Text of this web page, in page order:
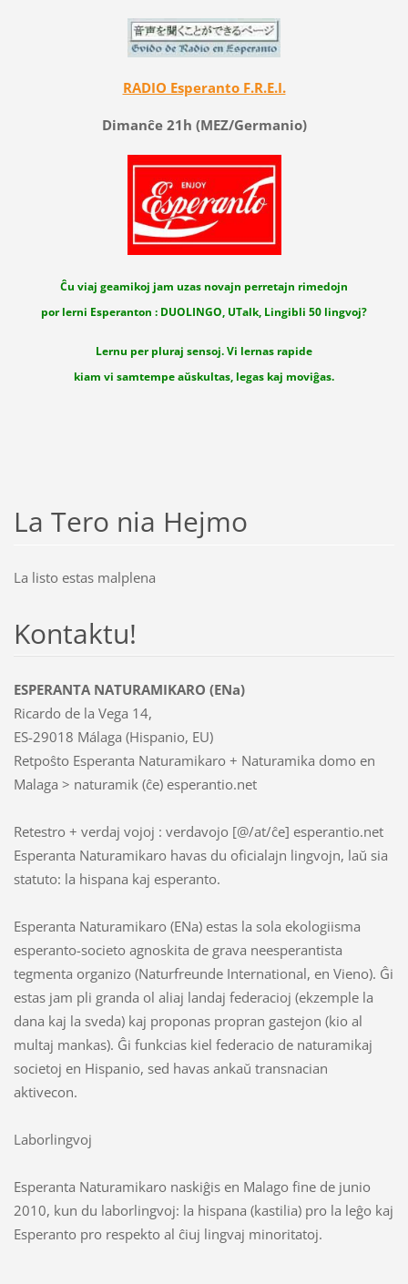
RADIO Esperanto F.R.E.I.
Dimanĉe 21h (MEZ/Germanio)
Ĉu viaj geamikoj jam uzas novajn perretajn rimedojn
por lerni Esperanton : DUOLINGO, UTalk, Lingibli 50 lingvoj?
Lernu per pluraj sensoj. Vi lernas rapide
kiam vi samtempe aŭskultas, legas kaj moviĝas.
La Tero nia Hejmo
La listo estas malplena
Kontaktu!
ESPERANTA NATURAMIKARO (ENa)
Ricardo de la Vega 14,
ES-29018 Málaga (Hispanio, EU)
Retpoŝto Esperanta Naturamikaro + Naturamika domo en
Malaga > naturamik (ĉe) esperantio.net
Retestro + verdaj vojoj : verdavojo [@/at/ĉe] esperantio.net
Esperanta Naturamikaro havas du oficialajn lingvojn, laŭ sia
statuto: la hispana kaj esperanto.
Esperanta Naturamikaro (ENa) estas la sola ekologiisma
esperanto-societo agnoskita de grava neesperantista
tegmenta organizo (Naturfreunde International, en Vieno). Ĝi
estas jam pli granda ol aliaj landaj federacioj (ekzemple la
dana kaj la sveda) kaj proponas propran gastejon (kio al
multaj mankas). Ĝi funkcias kiel federacio de naturamikaj
societoj en Hispanio, sed havas ankaŭ transnacian
aktivecon.
Laborlingvoj
Esperanta Naturamikaro naskiĝis en Malago fine de junio
2010, kun du laborlingvoj: la hispana (kastilia) pro la leĝo kaj
Esperanto pro respekto al ĉiuj lingvaj minoritatoj.